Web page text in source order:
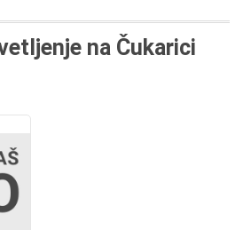
na Čukarici